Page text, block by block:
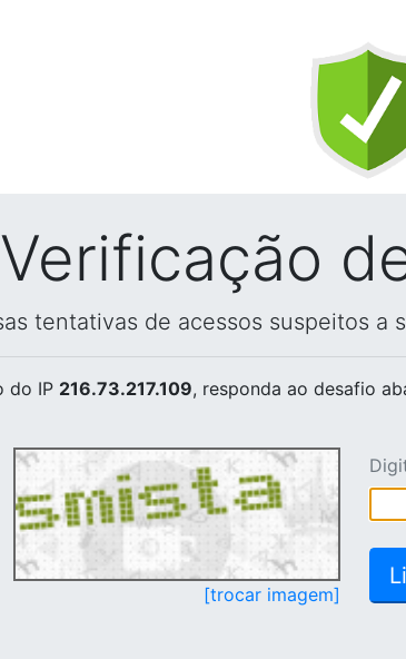
Verificação
tentativas de acessos suspeitos a
do IP 216.73.217.109, responda ao desafio
[trocar imagem]